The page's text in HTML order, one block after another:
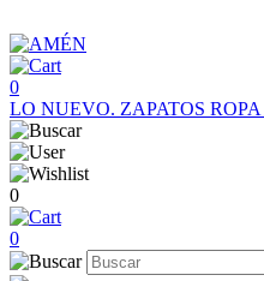
0
LO NUEVO. ZAPATOS ROPA
0
0